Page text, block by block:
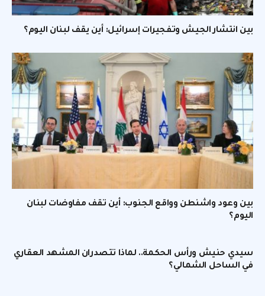
بين انتشار الجيش وتفجيرات إسرائيل: أين يقف لبنان اليوم؟
بين وعود واشنطن وواقع الجنوب: أين تقف مفاوضات لبنان
اليوم؟
سيدي حنيش ورأس الحكمة.. لماذا تتصدران المشهد العقاري
في الساحل الشمالي؟